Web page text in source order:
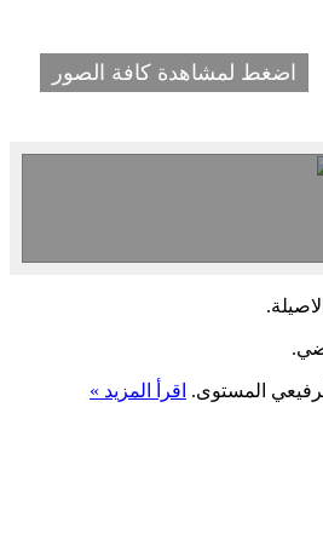
اضغط لمشاهدة كافة الصور
المستوى. اقرأ المزيد »